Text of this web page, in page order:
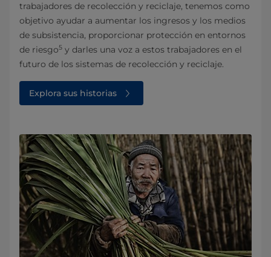
trabajadores de recolección y reciclaje, tenemos como
objetivo ayudar a aumentar los ingresos y los medios
de subsistencia, proporcionar protección en entornos
de riesgo5 y darles una voz a estos trabajadores en el
futuro de los sistemas de recolección y reciclaje.
Explora sus historias